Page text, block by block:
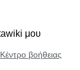
μου
Κέντρο βοήθειας